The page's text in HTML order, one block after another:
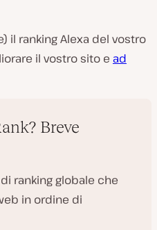
il ranking Alexa del vostro
il vostro sito e ad
Breve
ranking globale che
in ordine di